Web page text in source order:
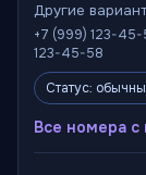
Другие
+7 (999) 123-45-
123-45-58
Статус:
Все номера